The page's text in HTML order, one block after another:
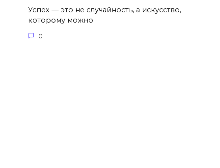
Успех — это не случайность, а искусство,
которому можно
0